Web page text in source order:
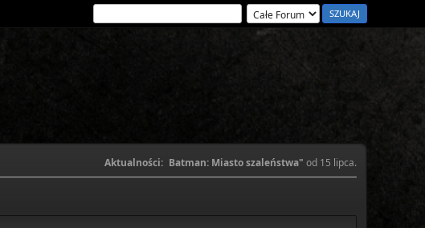
Aktualności: Batman: Miasto szaleństwa" od 15 lipca.